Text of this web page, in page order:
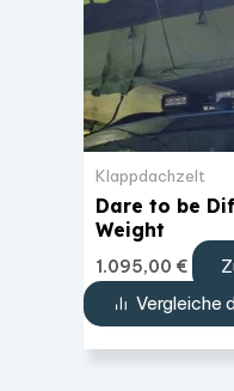
Klappdachzelt
Dare to be
Weight
1.095,00 €
Vergleiche